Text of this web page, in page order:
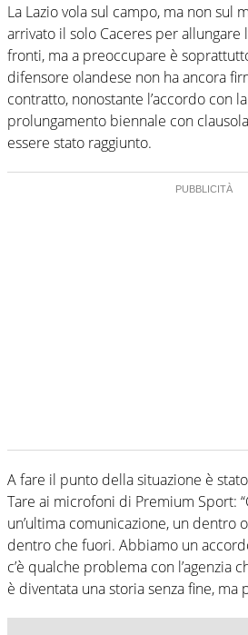
La Lazio vola sul campo, ma non sul
arrivato il solo Caceres per allungare
fronti, ma a preoccupare è
difensore olandese non ha ancora
contratto, nonostante l’accordo con
prolungamento biennale con
essere stato raggiunto.
A fare il punto della situazione è
Tare ai microfoni di Premium Sport:
un’ultima comunicazione, un dentro
dentro che fuori. Abbiamo un
c’è qualche problema con l’agenzia
è diventata una storia senza fine, ma